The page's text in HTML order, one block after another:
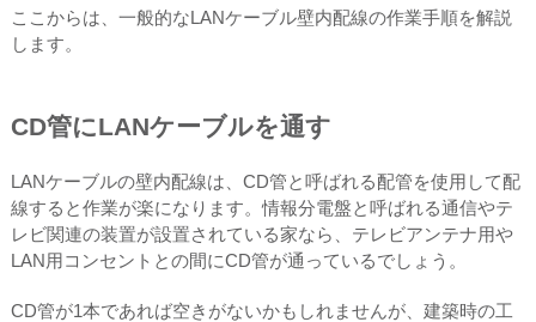
ここからは、一般的なLANケーブル壁内配線の作業手順を解説
します。
CD管にLANケーブルを通す
LANケーブルの壁内配線は、CD管と呼ばれる配管を使用して配
線すると作業が楽になります。情報分電盤と呼ばれる通信やテ
レビ関連の装置が設置されている家なら、テレビアンテナ用や
LAN用コンセントとの間にCD管が通っているでしょう。
CD管が1本であれば空きがないかもしれませんが、建築時の工